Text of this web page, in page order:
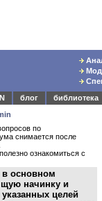
блог
библиотека
по
снимается после
ознакомиться с
основном
начинку и
целей